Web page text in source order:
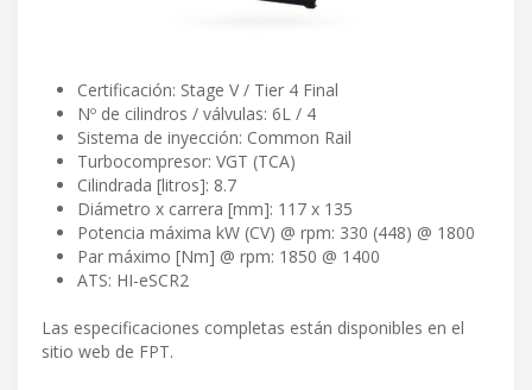
Certificación: Stage V / Tier 4 Final
Nº de cilindros / válvulas: 6L / 4
Sistema de inyección: Common Rail
Turbocompresor: VGT (TCA)
Cilindrada [litros]: 8.7
Diámetro x carrera [mm]: 117 x 135
Potencia máxima kW (CV) @ rpm: 330 (448) @ 1800
Par máximo [Nm] @ rpm: 1850 @ 1400
ATS: HI-eSCR2
Las especificaciones completas están disponibles en el
sitio web de FPT.